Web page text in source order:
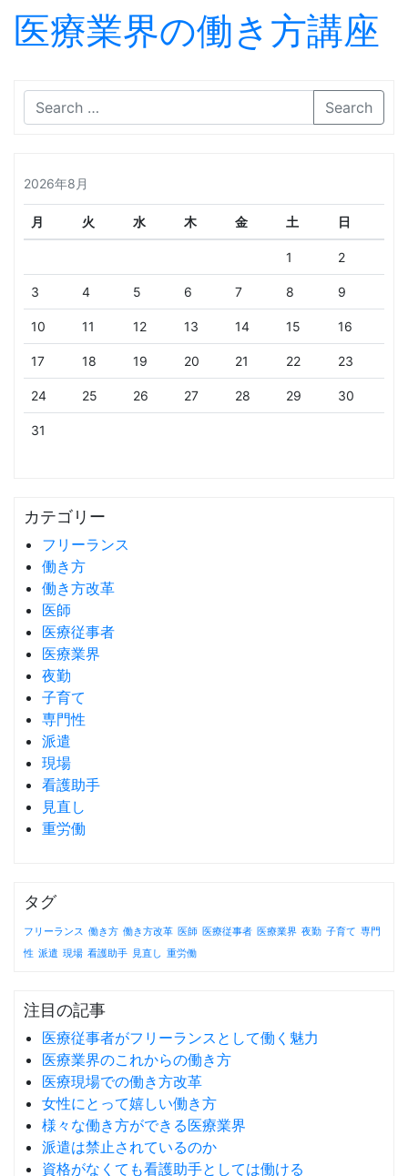
医療業界の働き方講座
Search
2026年8月
月 火 水 木 金 土 日
1 2
3 4 5 6 7 8 9
10 11 12 13 14 15 16
17 18 19 20 21 22 23
24 25 26 27 28 29 30
31
カテゴリー
フリーランス
働き方
働き方改革
医師
医療従事者
医療業界
夜勤
子育て
専門性
派遣
現場
看護助手
見直し
重労働
タグ
フリーランス 働き方 働き方改革 医師 医療従事者 医療業界 夜勤 子育て 専門
性 派遣 現場 看護助手 見直し 重労働
注目の記事
医療従事者がフリーランスとして働く魅力
医療業界のこれからの働き方
医療現場での働き方改革
女性にとって嬉しい働き方
様々な働き方ができる医療業界
派遣は禁止されているのか
資格がなくても看護助手としては働ける